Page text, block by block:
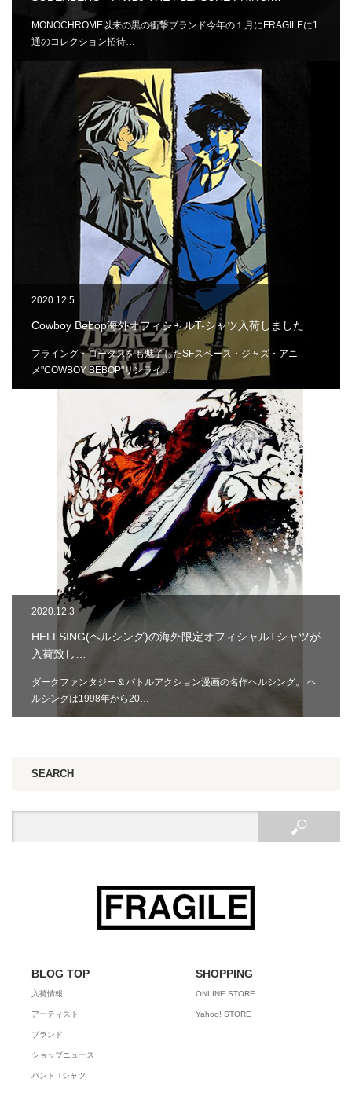
MONOCHROME以来の黒の衝撃ブランド今年の１月にFRAGILEに1
通のコレクション招待…
2020.12.5
Cowboy Bebop海外オフィシャルT-シャツ入荷しました
フライング・ロータスをも魅了したSFスペース・ジャズ・アニ
メ"COWBOY BEBOP"サンライ…
2020.12.3
HELLSING(ヘルシング)の海外限定オフィシャルTシャツが
入荷致し…
ダークファンタジー＆バトルアクション漫画の名作ヘルシング。 ヘ
ルシングは1998年から20…
SEARCH
BLOG TOP
入荷情報
アーティスト
ブランド
ショップニュース
バンド Tシャツ
SHOPPING
ONLINE STORE
Yahoo! STORE